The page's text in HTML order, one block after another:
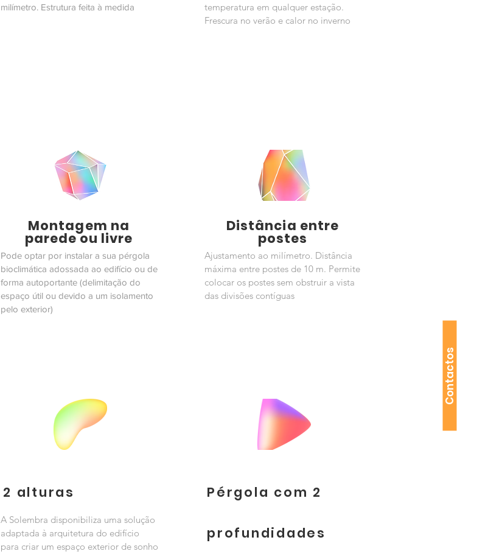
Contactos
milímetro. Estrutura feita à medida
Montagem na
parede ou livre
Pode optar por instalar a sua pérgola
bioclimática adossada ao edifício ou de
forma autoportante (delimitação do
espaço útil ou devido a um isolamento
pelo exterior)
2 alturas
A Solembra disponibiliza uma solução
adaptada à arquitetura do edifício
para criar um espaço exterior de sonho
temperatura em qualquer estação.
Frescura no verão e calor no inverno
Distância entre
postes
Ajustamento ao milímetro. Distância
máxima entre postes de 10 m. Permite
colocar os postes sem obstruir a vista
das divisões contíguas
Pérgola com 2
profundidades